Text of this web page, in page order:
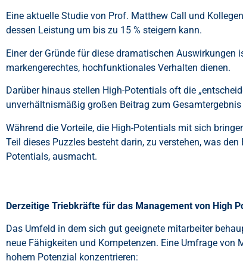
Eine aktuelle Studie von Prof. Matthew Call und
dessen Leistung um bis zu 15 % steigern kann.
Einer der Gründe für diese dramatischen
markengerechtes, hochfunktionales Verhalten dienen.
Darüber hinaus stellen High-Potentials oft die
unverhältnismäßig großen Beitrag zum
Während die Vorteile, die High-Potentials mit sich
Teil dieses Puzzles besteht darin, zu verstehen, was
Potentials, ausmacht.
Derzeitige Triebkräfte für das Management von High
Das Umfeld in dem sich gut geeignete mitarbeiter
neue Fähigkeiten und Kompetenzen. Eine Umfrage
hohem Potenzial konzentrieren: